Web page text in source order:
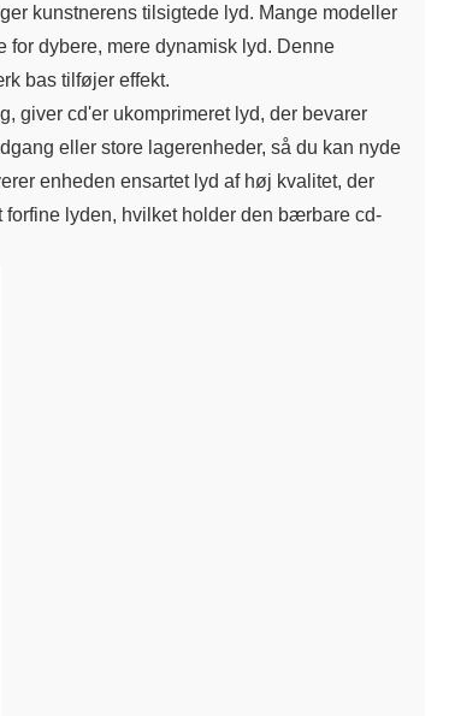
kunstnerens tilsigtede lyd. Mange modeller
dybere, mere dynamisk lyd. Denne
bas tilføjer effekt.
giver cd'er ukomprimeret lyd, der bevarer
eller store lagerenheder, så du kan nyde
enheden ensartet lyd af høj kvalitet, der
lyden, hvilket holder den bærbare cd-